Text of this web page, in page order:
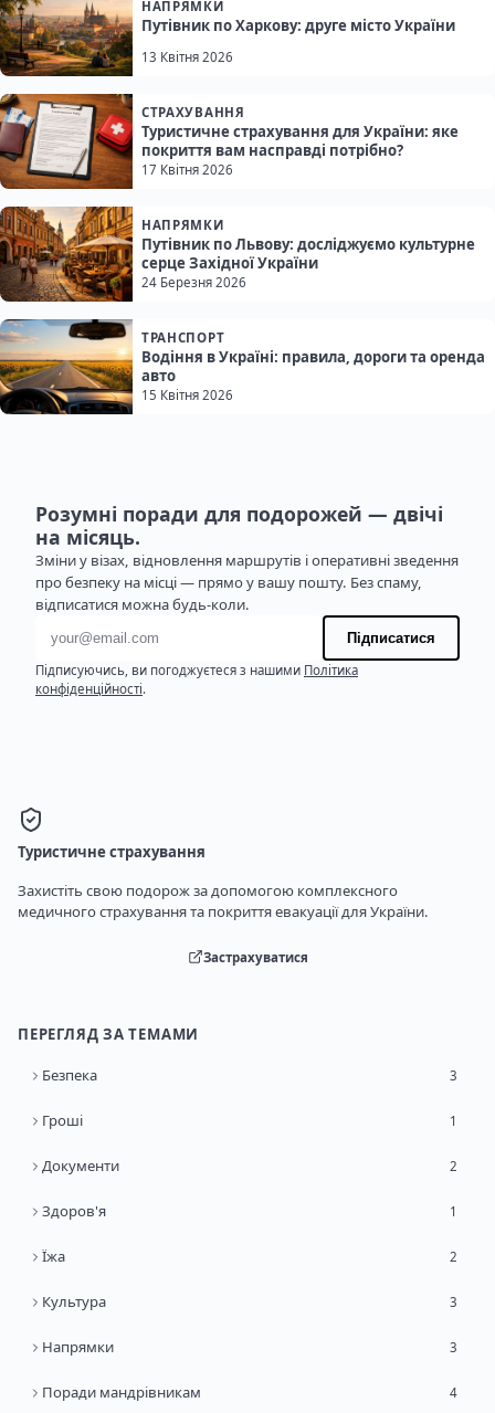
НАПРЯМКИ
Путівник по Харкову: друге місто України
13 Квітня 2026
СТРАХУВАННЯ
Туристичне страхування для України: яке
покриття вам насправді потрібно?
17 Квітня 2026
НАПРЯМКИ
Путівник по Львову: досліджуємо культурне
серце Західної України
24 Березня 2026
ТРАНСПОРТ
Водіння в Україні: правила, дороги та оренда
авто
15 Квітня 2026
Розумні поради для подорожей — двічі
на місяць.
Зміни у візах, відновлення маршрутів і оперативні зведення
про безпеку на місці — прямо у вашу пошту. Без спаму,
відписатися можна будь-коли.
Адреса електронної пошти
Підписатися
Підписуючись, ви погоджуєтеся з нашими Політика
конфіденційності.
Туристичне страхування
Захистіть свою подорож за допомогою комплексного
медичного страхування та покриття евакуації для України.
Застрахуватися
ПЕРЕГЛЯД ЗА ТЕМАМИ
Безпека 3
Гроші 1
Документи 2
Здоров'я 1
Їжа 2
Культура 3
Напрямки 3
Поради мандрівникам 4